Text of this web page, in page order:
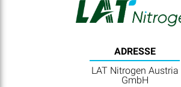
ADRESSE
LAT Nitrogen Austria
GmbH